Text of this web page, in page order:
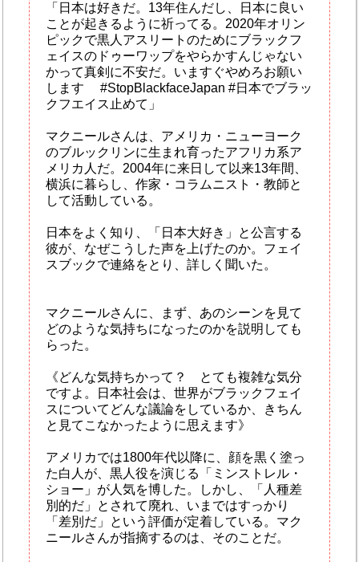
「日本は好きだ。13年住んだし、日本に良い
ことが起きるように祈ってる。2020年オリン
ピックで黒人アスリートのためにブラックフ
ェイスのドゥーワップをやらかすんじゃない
かって真剣に不安だ。いますぐやめろお願い
します #StopBlackfaceJapan #日本でブラッ
クフエイス止めて」
マクニールさんは、アメリカ・ニューヨーク
のブルックリンに生まれ育ったアフリカ系ア
メリカ人だ。2004年に来日して以来13年間、
横浜に暮らし、作家・コラムニスト・教師と
して活動している。
日本をよく知り、「日本大好き」と公言する
彼が、なぜこうした声を上げたのか。フェイ
スブックで連絡をとり、詳しく聞いた。
マクニールさんに、まず、あのシーンを見て
どのような気持ちになったのかを説明しても
らった。
《どんな気持ちかって？ とても複雑な気分
ですよ。日本社会は、世界がブラックフェイ
スについてどんな議論をしているか、きちん
と見てこなかったように思えます》
アメリカでは1800年代以降に、顔を黒く塗っ
た白人が、黒人役を演じる「ミンストレル・
ショー」が人気を博した。しかし、「人種差
別的だ」とされて廃れ、いまではすっかり
「差別だ」という評価が定着している。マク
ニールさんが指摘するのは、そのことだ。